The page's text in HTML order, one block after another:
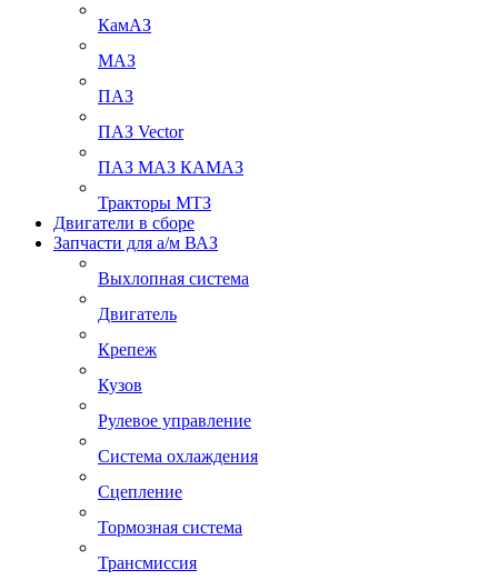
КамАЗ
МАЗ
ПАЗ
ПАЗ Vector
ПАЗ МАЗ КАМАЗ
Тракторы МТЗ
Двигатели в сборе
Запчасти для а/м ВАЗ
Выхлопная система
Двигатель
Крепеж
Кузов
Рулевое управление
Система охлаждения
Сцепление
Тормозная система
Трансмиссия